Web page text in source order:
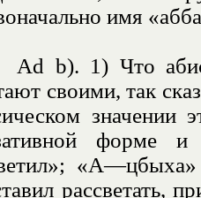
имя
b). 1) Что
своими, так
форме и
рассветать,